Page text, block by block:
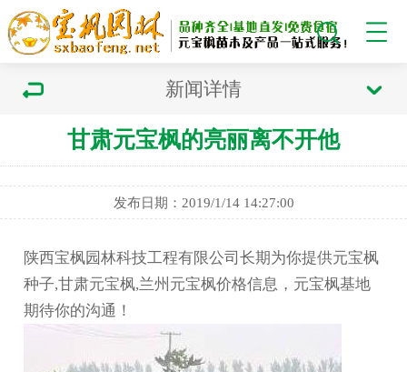
新闻详情
甘肃元宝枫的亮丽离不开他
发布日期：2019/1/14 14:27:00
陕西宝枫园林科技工程有限公司长期为你提供元宝枫
种子,甘肃元宝枫,兰州元宝枫价格信息，元宝枫基地
期待你的沟通！